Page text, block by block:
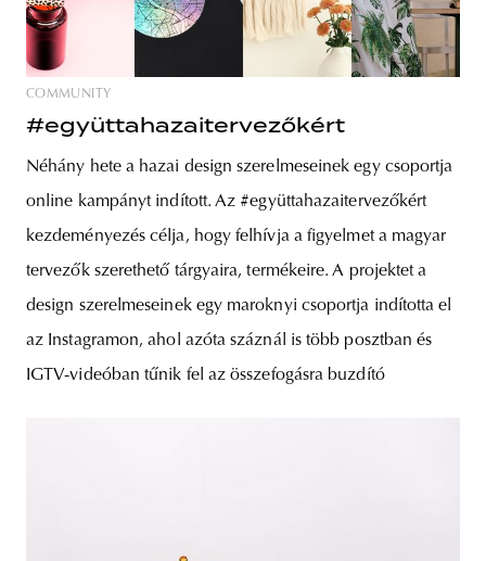
COMMUNITY
#együttahazaitervezőkért
Néhány hete a hazai design szerelmeseinek egy csoportja
online kampányt indított. Az #együttahazaitervezőkért
kezdeményezés célja, hogy felhívja a figyelmet a magyar
tervezők szerethető tárgyaira, termékeire. A projektet a
design szerelmeseinek egy maroknyi csoportja indította el
az Instagramon, ahol azóta száznál is több posztban és
IGTV-videóban tűnik fel az összefogásra buzdító